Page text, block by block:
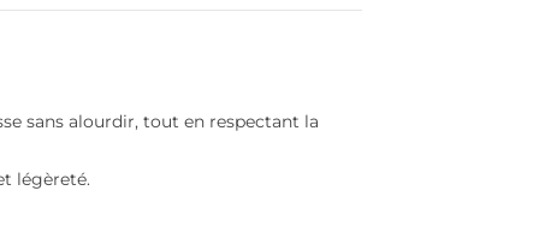
Read more
sans alourdir, tout en respectant la
légèreté.